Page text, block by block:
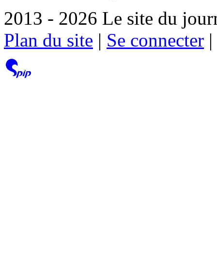
2013 - 2026 Le site du
Plan du site | Se connecter |